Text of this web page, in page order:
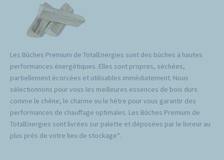
Les Bûches Premium de TotalEnergies sont des bûches à hautes
performances énergétiques. Elles sont propres, séchées,
partiellement écorcées et utilisables immédiatement. Nous
sélectionnons pour vous les meilleures essences de bois durs
comme le chêne, le charme ou le hêtre pour vous garantir des
performances de chauffage optimales. Les Bûches Premium de
TotalEnergies sont livrées sur palette et déposées par le livreur au
plus près de votre lieu de stockage*.